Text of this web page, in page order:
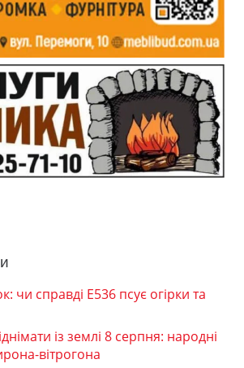
чи справді Е536 псує огірки та
із землі 8 серпня: народні
вітрогона